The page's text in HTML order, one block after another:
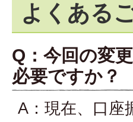
よくある
Q：今回の変
必要ですか？
A：現在、口座